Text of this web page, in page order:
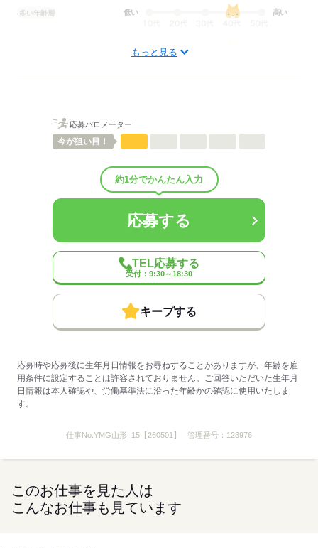
配膳、食事介助
▼15：00
利用者さまへのお茶出し等
ミーティング、ケア記録の記入
※施設により異なります
※試用期間（初回2カ月契約/同条件）
※週15時間～
多い年齢層 低い 高い
男性
職場の様子 しずか
配属先部署：
有料老人ホーム/デイサービス施設/グループホーム/特別養護老人ホ
（男4：女6）
医療・介護・福祉関連
応募する
もっと見る
応募バロメーター
今が狙い目！
約1分でかんたん入力
応募する
TEL応募する
受付：9:30～18:30
キープする
応募時や応募後に生年月日情報をお尋ねすることがありますが、年齢を雇
用条件に設定することは許容されておりません。ご回答いただいた生年月
日情報は本人確認や、労働基準法に沿った年齢かの確認に使用いたしま
す。
仕事No. YMG山形_15【260501】 管理番号： 123976
このお仕事を見た人は
こんなお仕事も見ています